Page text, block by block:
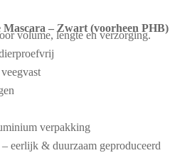
– Zwart (voorheen PHB)
volume, lengte en verzorging.
verpakking
eerlijk & duurzaam geproduceerd